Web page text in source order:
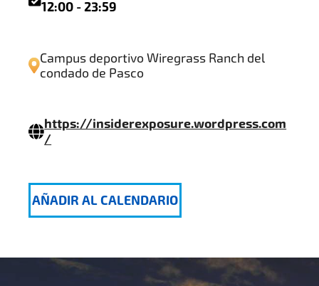
12:00 - 23:59
Campus deportivo Wiregrass Ranch del
condado de Pasco
https://insiderexposure.wordpress.com
/
AÑADIR AL CALENDARIO